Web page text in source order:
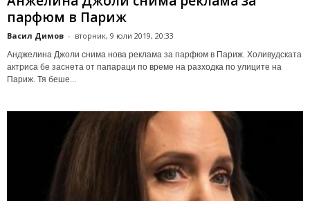
парфюм в Париж
Васил Димов - вторник, 9 юли 2019, 20:33
Анджелина Джоли снима нова реклама за парфюм в Париж. Холивудската
актриса бе заснета от папараци по време на разходка по улиците на
Париж. Тя беше...